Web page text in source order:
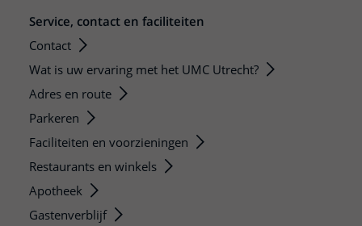
Service, contact en faciliteiten
Contact
Wat is uw ervaring met het UMC Utrecht?
Adres en route
Parkeren
Faciliteiten en voorzieningen
Restaurants en winkels
Apotheek
Gastenverblijf